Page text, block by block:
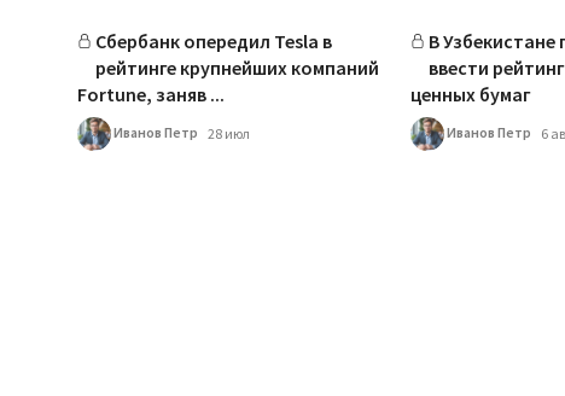
Сбербанк опередил Tesla в
рейтинге крупнейших компаний
Fortune, заняв ...
Иванов Петр 28 июл
В
ввести
ценных бумаг
Иванов Петр 6